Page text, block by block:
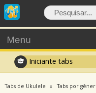
Menu
Iniciante tabs
Tabs de Ukulele Tabs por